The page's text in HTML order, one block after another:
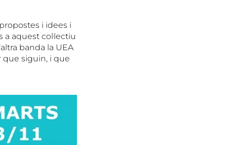
i idees i
aquest col·lectiu
banda la UEA
que siguin, i que